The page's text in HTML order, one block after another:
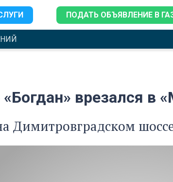
ПОДАТЬ ОБЪЯВЛЕНИЕ В
врезался в
Димитровградском